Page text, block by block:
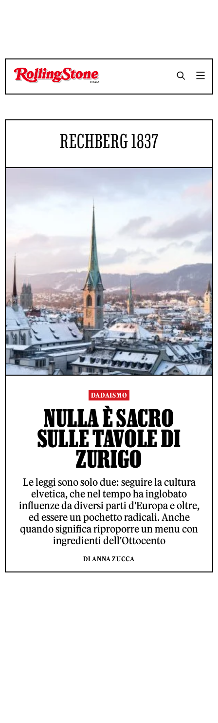
RECHBERG 1837
DADAISMO
NULLA È SACRO
SULLE TAVOLE DI
ZURIGO
Le leggi sono solo due: seguire la cultura
elvetica, che nel tempo ha inglobato
influenze da diversi parti d'Europa e oltre,
ed essere un pochetto radicali. Anche
quando significa riproporre un menu con
ingredienti dell'Ottocento
DI ANNA ZUCCA